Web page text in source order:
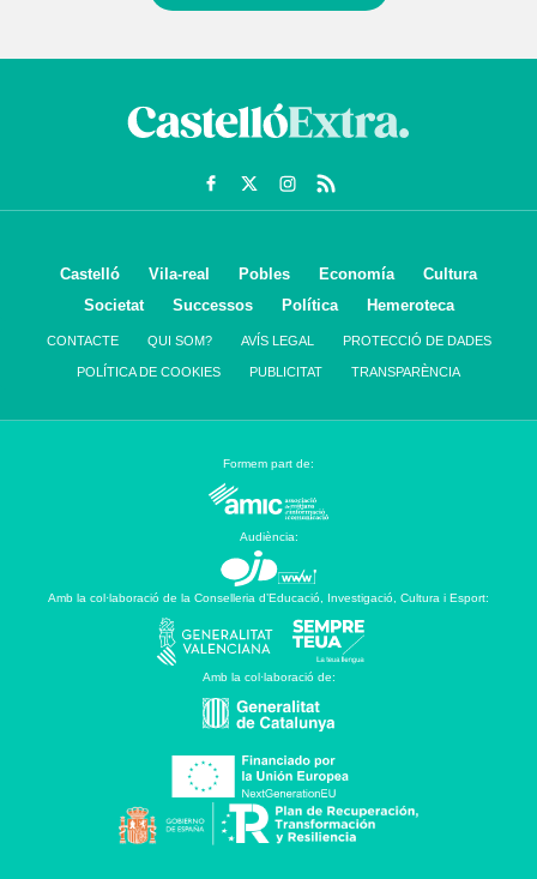
Castelló Vila-real Pobles Economía
Cultura
Societat
Successos Política Hemeroteca
CONTACTE QUI SOM? AVÍS LEGAL PROTECCIÓ DE DADES
POLÍTICA DE COOKIES PUBLICITAT TRANSPARÈNCIA
Formem part de:
Audiència:
Amb la col·laboració de la Conselleria d’Educació, Investigació, Cultura i Esport:
Amb la col·laboració de: